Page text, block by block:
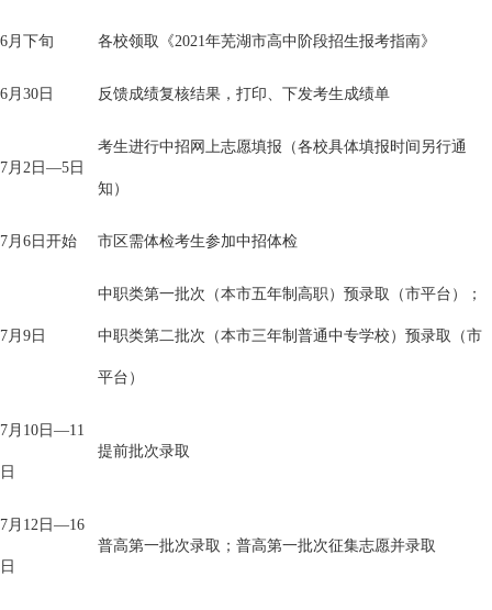
6月下旬 各校领取《2021年芜湖市高中阶段招生报考指南》
6月30日 反馈成绩复核结果，打印、下发考生成绩单
7月2日—5日
考生进行中招网上志愿填报（各校具体填报时间另行通
知）
7月6日开始 市区需体检考生参加中招体检
7月9日
中职类第一批次（本市五年制高职）预录取（市平台）；
中职类第二批次（本市三年制普通中专学校）预录取（市
平台）
7月10日—11
日
提前批次录取
7月12日—16
日
普高第一批次录取；普高第一批次征集志愿并录取